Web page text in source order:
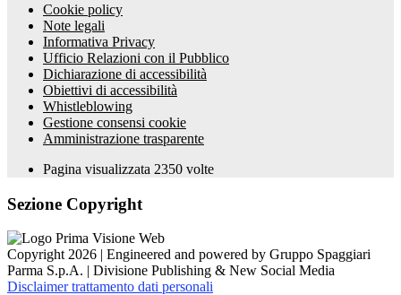
Cookie policy
Note legali
Informativa Privacy
Ufficio Relazioni con il Pubblico
Dichiarazione di accessibilità
Obiettivi di accessibilità
Whistleblowing
Gestione consensi cookie
Amministrazione trasparente
Pagina visualizzata 2350 volte
Sezione Copyright
Copyright 2026 | Engineered and powered by Gruppo Spaggiari
Parma S.p.A. | Divisione Publishing & New Social Media
Disclaimer trattamento dati personali